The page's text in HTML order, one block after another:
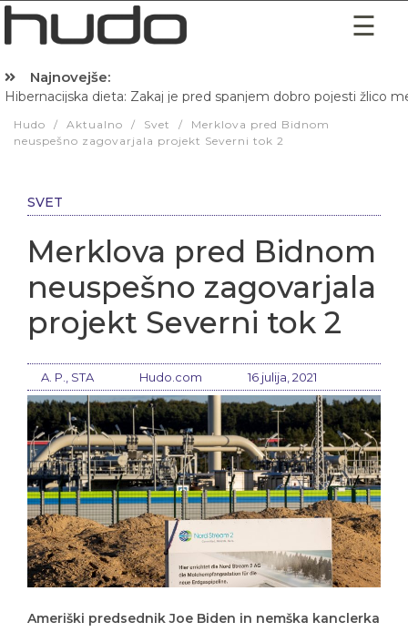
Najnovejše:
Hibernacijska dieta: Zakaj je pred spanjem dobro pojesti žlico
Hudo / Aktualno / Svet /
Merklova pred Bidnom
neuspešno zagovarjala projekt Severni tok 2
SVET
Merklova pred Bidnom
neuspešno zagovarjala
projekt Severni tok 2
A. P., STA Hudo.com 16 julija, 2021
Ameriški predsednik Joe Biden in nemška kanclerka